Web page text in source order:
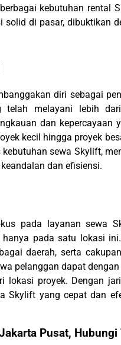
kebutuhan rental
solid di pasar, dibuktikan
diri sebagai
telah melayani lebih
dan kepercayaan
kecil hingga proyek
sewa Skylift,
dan efisiensi.
pada layanan sewa
pada satu lokasi
daerah, serta
pelanggan dapat
lokasi proyek. Dengan
Skylift yang cepat dan
Pusat,